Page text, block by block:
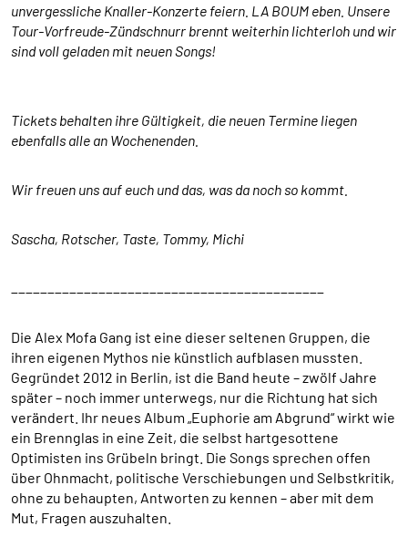
unvergessliche Knaller-Konzerte feiern. LA BOUM eben. Unsere
Tour-Vorfreude-Zündschnurr brennt weiterhin lichterloh und wir
sind voll geladen mit neuen Songs!
Tickets behalten ihre Gültigkeit, die neuen Termine liegen
ebenfalls alle an Wochenenden.
Wir freuen uns auf euch und das, was da noch so kommt.
Sascha, Rotscher, Taste, Tommy, Michi
Die Alex Mofa Gang ist eine dieser seltenen Gruppen, die
ihren eigenen Mythos nie künstlich aufblasen mussten.
Gegründet 2012 in Berlin, ist die Band heute – zwölf Jahre
später – noch immer unterwegs, nur die Richtung hat sich
verändert. Ihr neues Album „Euphorie am Abgrund“ wirkt wie
ein Brennglas in eine Zeit, die selbst hartgesottene
Optimisten ins Grübeln bringt. Die Songs sprechen offen
über Ohnmacht, politische Verschiebungen und Selbstkritik,
ohne zu behaupten, Antworten zu kennen – aber mit dem
Mut, Fragen auszuhalten.
NEWSLETTERANMELDUNG
Warum bitten wir darum für die
Newsletteranmeldung Daten übertragen zu dürfen?
werden die Daten des Formulars an Sendinblue
übertragen.
Sendinblue
__cfruid
Sendinblue GmbH, Köpenicker Straße 126, 10179
Zweck:
Einbindung der Newsletteranmeldung.
Cookie Laufzeit:
Dauer der Sitzung
EXTERNE MEDIEN
Um Inhalte von Videoplattformen und Social Media